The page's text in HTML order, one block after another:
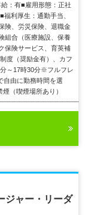
：有■雇用形態：正社
利厚生：通勤手当、
険、労災保険、退職金
組合（医療施設、保養
保険サービス、育英補
度（奨励金有）、カフ
～17時30分※フルフレ
自由に勤務時間を選
（喫煙場所あり）
ジャー・リーダ